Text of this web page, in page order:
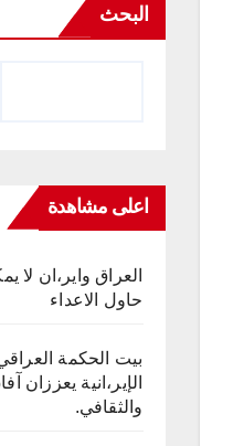
البحث
اعلى مشاهدة
العراق واير،ان لا
حاول الاعداء
بيت الحكمة
الإير،انية يعززان
والثقافي.